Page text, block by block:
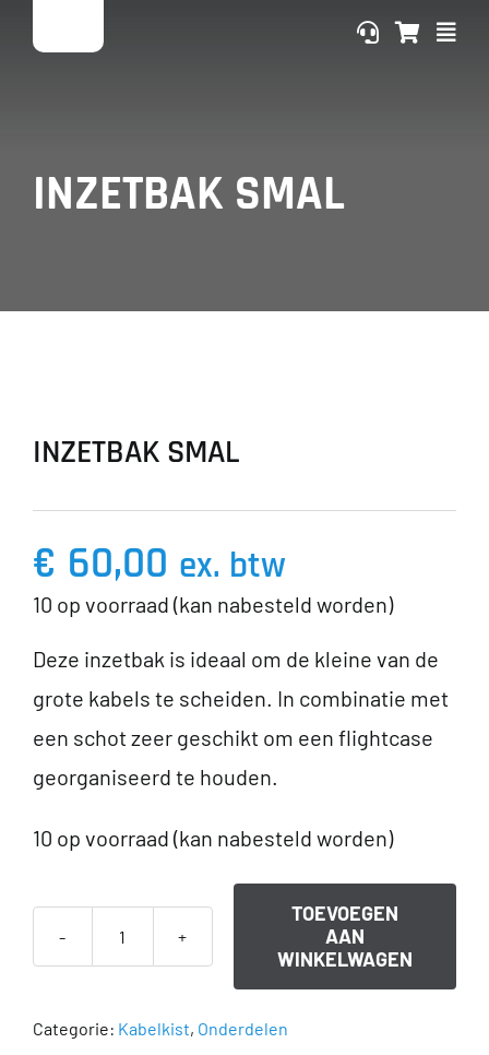
naar
INZETBAK SMAL
INZETBAK SMAL
€ 60,00 ex. btw
10 op voorraad (kan nabesteld worden)
Deze inzetbak is ideaal om de kleine van de
grote kabels te scheiden. In combinatie met
een schot zeer geschikt om een flightcase
georganiseerd te houden.
10 op voorraad (kan nabesteld worden)
Inzetbak
TOEVOEGEN
AAN
WINKELWAGEN
Categorie: Kabelkist, Onderdelen